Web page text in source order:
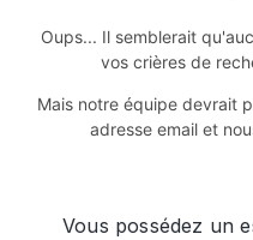
Oups... Il semblerait
vos crières de
Mais notre équipe devrait
adresse email et